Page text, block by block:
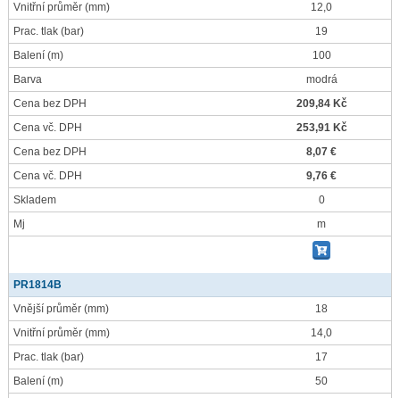
Vnitřní průměr (mm)
12,0
Prac. tlak (bar)
19
Balení (m)
100
Barva
modrá
Cena bez DPH
209,84 Kč
Cena vč. DPH
253,91 Kč
Cena bez DPH
8,07 €
Cena vč. DPH
9,76 €
Skladem
0
Mj
m
PR1814B
Vnější průměr (mm)
18
Vnitřní průměr (mm)
14,0
Prac. tlak (bar)
17
Balení (m)
50